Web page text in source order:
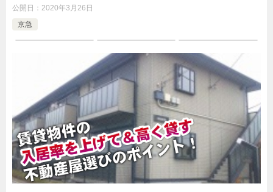
公開日： 2020年3月26日
京急